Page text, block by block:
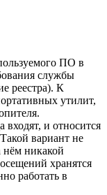
ПО в
службы
реестра). К
утилит,
входят, и относится
вариант не
нём никакой
хранятся
работать в